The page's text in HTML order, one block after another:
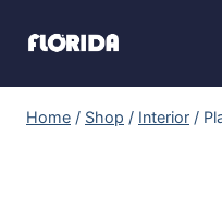
Home / Shop / Interior /